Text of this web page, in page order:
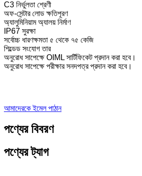
C3 নির্ভুলতা শ্রেণী
অফ-সেন্টার লোড ক্ষতিপূরণ
অ্যালুমিনিয়াম অ্যালয় নির্মাণ
IP67 সুরক্ষা
সর্বোচ্চ ধারণক্ষমতা ৫ থেকে ৭৫ কেজি
শিল্ডেড সংযোগ তার
অনুরোধ সাপেক্ষে OIML সার্টিফিকেট প্রদান করা হবে।
অনুরোধ সাপেক্ষে পরীক্ষার সনদপত্র প্রদান করা হবে।
আমাদেরকে ইমেল পাঠান
পণ্যের বিবরণ
পণ্যের ট্যাগ